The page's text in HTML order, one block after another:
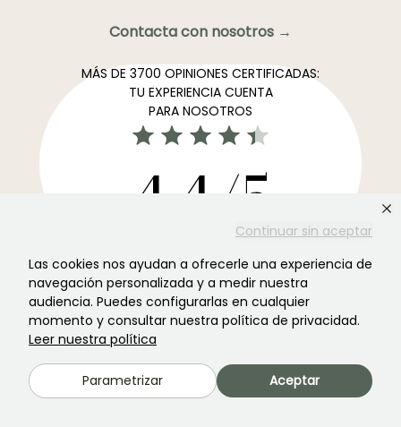
Continuar sin aceptar
Las cookies nos ayudan a ofrecerle una experiencia de
navegación personalizada y a medir nuestra
audiencia. Puedes configurarlas en cualquier
momento y consultar nuestra política de privacidad.
Leer nuestra política
Parametrizar Aceptar
Contacta con nosotros →
MÁS DE 3700 OPINIONES CERTIFICADAS:
TU EXPERIENCIA CUENTA
PARA NOSOTROS
4,4/5
El boletín informativo más preferido de los jardines →
Recibe nuestros consejos y ofertas para disfrutar de tu
jardin en todas las estaciones del año